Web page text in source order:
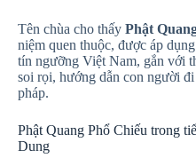
Tên chùa cho thấy Phật
niệm quen thuộc, được áp
tín ngưỡng Việt Nam, gắn với
soi rọi, hướng dẫn con người
pháp.
Phật Quang Phổ Chiếu trong
Dung